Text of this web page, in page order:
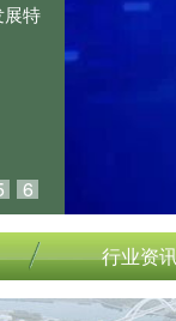
6
展特
行业资